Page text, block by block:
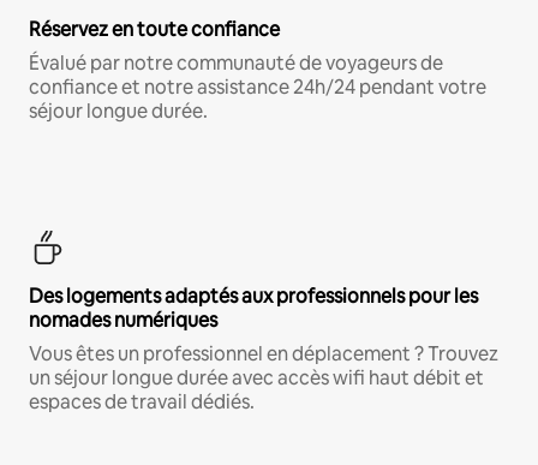
Réservez en toute confiance
Évalué par notre communauté de voyageurs de
confiance et notre assistance 24h/24 pendant votre
séjour longue durée.
Des logements adaptés aux professionnels pour les
nomades numériques
Vous êtes un professionnel en déplacement ? Trouvez
un séjour longue durée avec accès wifi haut débit et
espaces de travail dédiés.